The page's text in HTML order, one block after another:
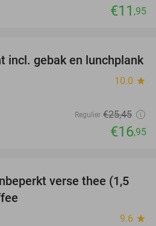
€11 ,95
33%
incl. gebak en lunchplank
10.0 star
Regulier €25,45
€16,95
41%
verse thee (1,5
9.6 star